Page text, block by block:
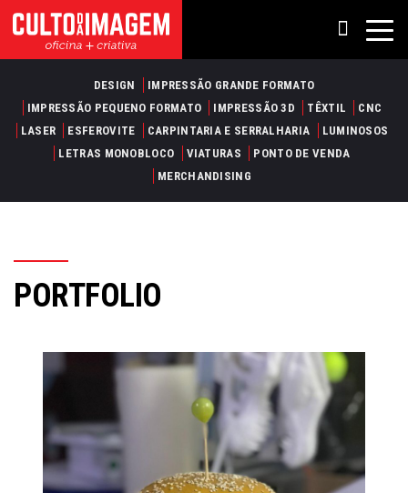
DESIGN
IMPRESSÃO GRANDE FORMATO
IMPRESSÃO PEQUENO FORMATO
IMPRESSÃO 3D TÊXTIL
CNC
LASER
ESFEROVITE CARPINTARIA E SERRALHARIA
LUMINOSOS
LETRAS MONOBLOCO
VIATURAS
PONTO DE VENDA
MERCHANDISING
PORTFOLIO